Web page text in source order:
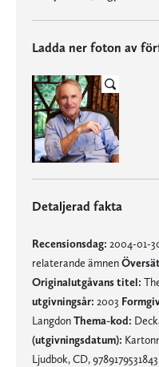
Ladda ner foton av
Detaljerad fakta
Recensionsdag: 2004-01-
relaterande ämnen
Originalutgåvans titel:
utgivningsår: 2003
LangdonThema-kod:
(utgivningsdatum):
Ljudbok, CD,